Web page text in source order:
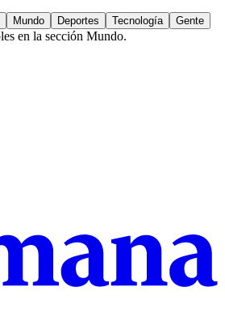
Mundo Deportes Tecnología Gente
en la sección Mundo.